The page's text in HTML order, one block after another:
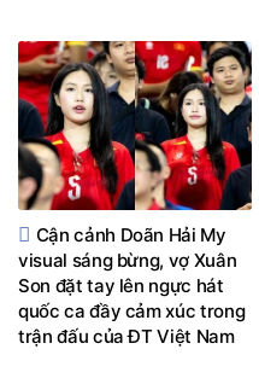
Cận cảnh Doãn Hải My
visual sáng bừng, vợ Xuân
Son đặt tay lên ngực hát
quốc ca đầy cảm xúc trong
trận đấu của ĐT Việt Nam